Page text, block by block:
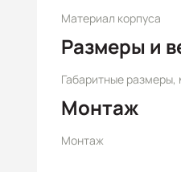
Материал корпуса
Размеры и
Габаритные размеры,
Монтаж
Монтаж